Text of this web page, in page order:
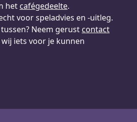
het cafégedeelte.
voor speladvies en -uitleg.
Neem gerust contact
iets voor je kunnen